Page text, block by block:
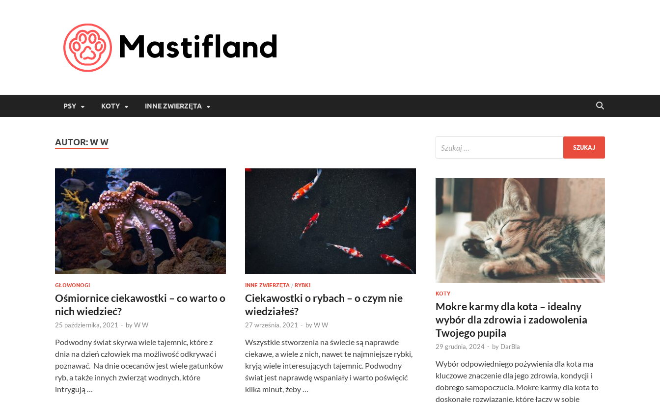
PSY KOTY INNE ZWIERZĘTA
AUTOR:W W
GŁOWONOGI
Ośmiornice ciekawostki – co warto o
nich wiedzieć?
25 października, 2021 - byW W
Podwodny świat skyrwa wiele tajemnic, które z
dnia na dzień człowiek ma możliwość odkrywać i
poznawać. Na dnie ocecanów jest wiele gatunków
ryb, a także innych zwierząt wodnych, które
intrygują …
INNE ZWIERZĘTA / RYBKI
Ciekawostki o rybach – o czym nie
wiedziałeś?
27 września, 2021 - byW W
Wszystkie stworzenia na świecie są naprawde
ciekawe, a wiele z nich, nawet te najmniejsze rybki,
kryją wiele interesujących tajemnic. Podwodny
świat jest naprawdę wspaniały i warto poświęcić
kilka minut, żeby …
KOTY
Mokre karmy dla kota – idealny
wybór dla zdrowia i zadowolenia
Twojego pupila
29 grudnia, 2024 - by DarBla
Wybór odpowiedniego pożywienia dla kota ma
kluczowe znaczenie dla jego zdrowia, kondycji i
dobrego samopoczucia. Mokre karmy dla kota to
doskonałe rozwiązanie, które łączy w sobie